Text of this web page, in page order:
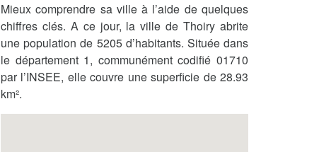
Mieux comprendre sa ville à l’aide de quelques
chiffres clés. A ce jour, la ville de Thoiry abrite
une population de 5205 d’habitants. Située dans
le département 1, communément codifié 01710
par l’INSEE, elle couvre une superficie de 28.93
km².